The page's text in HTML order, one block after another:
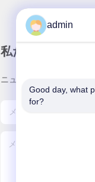
私たちのニュース
ニュースレターを購読し
admin
Good day, what
for?